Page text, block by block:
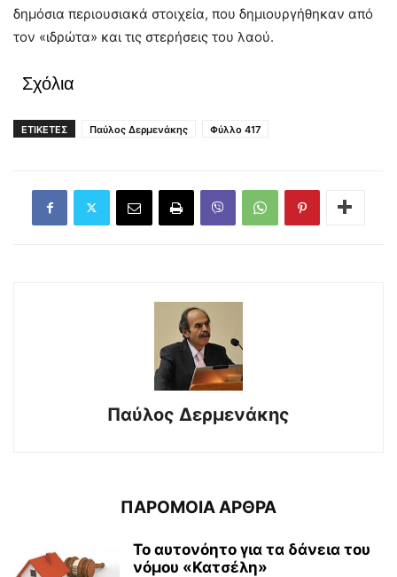
δημόσια περιουσιακά στοιχεία, που δημιουργήθηκαν από
τον «ιδρώτα» και τις στερήσεις του λαού.
Σχόλια
ΕΤΙΚΕΤΕΣ Παύλος Δερμενάκης Φύλλο 417
Παύλος Δερμενάκης
ΠΑΡΟΜΟΙΑ ΑΡΘΡΑ
Το αυτονόητο για τα δάνεια του
νόμου «Κατσέλη»